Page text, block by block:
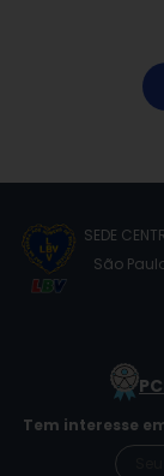
SEDE
São
Tem interesse